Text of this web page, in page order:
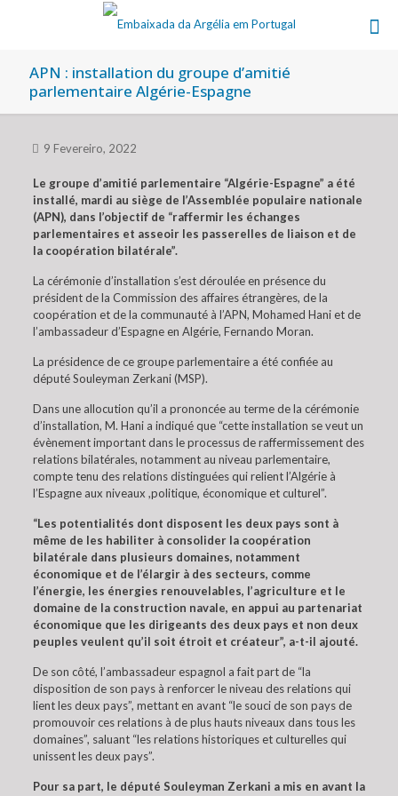
APN : installation du groupe d’amitié
parlementaire Algérie-Espagne
9 Fevereiro, 2022
Le groupe d’amitié parlementaire “Algérie-Espagne” a été
installé, mardi au siège de l’Assemblée populaire nationale
(APN), dans l’objectif de “raffermir les échanges
parlementaires et asseoir les passerelles de liaison et de
la coopération bilatérale”.
La cérémonie d’installation s’est déroulée en présence du
président de la Commission des affaires étrangères, de la
coopération et de la communauté à l’APN, Mohamed Hani et de
l’ambassadeur d’Espagne en Algérie, Fernando Moran.
La présidence de ce groupe parlementaire a été confiée au
député Souleyman Zerkani (MSP).
Dans une allocution qu’il a prononcée au terme de la cérémonie
d’installation, M. Hani a indiqué que “cette installation se veut un
évènement important dans le processus de raffermissement des
relations bilatérales, notamment au niveau parlementaire,
compte tenu des relations distinguées qui relient l’Algérie à
l’Espagne aux niveaux ,politique, économique et culturel”.
“Les potentialités dont disposent les deux pays sont à
même de les habiliter à consolider la coopération
bilatérale dans plusieurs domaines, notamment
économique et de l’élargir à des secteurs, comme
l’énergie, les énergies renouvelables, l’agriculture et le
domaine de la construction navale, en appui au partenariat
économique que les dirigeants des deux pays et non deux
peuples veulent qu’il soit étroit et créateur”, a-t-il ajouté.
De son côté, l’ambassadeur espagnol a fait part de “la
disposition de son pays à renforcer le niveau des relations qui
lient les deux pays”, mettant en avant “le souci de son pays de
promouvoir ces relations à de plus hauts niveaux dans tous les
domaines”, saluant “les relations historiques et culturelles qui
unissent les deux pays”.
Pour sa part, le député Souleyman Zerkani a mis en avant la